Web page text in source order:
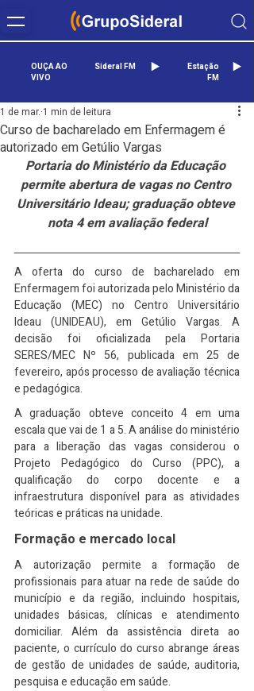
OUÇA AO
VIVO
Sideral FM
Estação
FM
Curso de bacharelado em Enfermagem é
autorizado em Getúlio Vargas
1 de mar. 1 min de leitura
Portaria do Ministério da Educação
permite abertura de vagas no Centro
Universitário Ideau; graduação obteve
nota 4 em avaliação federal
A oferta do curso de bacharelado em
Enfermagem foi autorizada pelo Ministério da
Educação (MEC) no Centro Universitário
Ideau (UNIDEAU), em Getúlio Vargas. A
decisão foi oficializada pela Portaria
SERES/MEC Nº 56, publicada em 25 de
fevereiro, após processo de avaliação técnica
e pedagógica.
A graduação obteve conceito 4 em uma
escala que vai de 1 a 5. A análise do ministério
para a liberação das vagas considerou o
Projeto Pedagógico do Curso (PPC), a
qualificação do corpo docente e a
infraestrutura disponível para as atividades
teóricas e práticas na unidade.
Formação e mercado local
A autorização permite a formação de
profissionais para atuar na rede de saúde do
município e da região, incluindo hospitais,
unidades básicas, clínicas e atendimento
domiciliar. Além da assistência direta ao
paciente, o currículo do curso abrange áreas
de gestão de unidades de saúde, auditoria,
pesquisa e educação em saúde.